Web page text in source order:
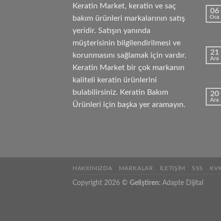
Keratin Market, keratin ve saç
bakım ürünleri markalarının satış
yeridir. Satışın yanında
müşterisinin bilgilendirilmesi ve
korunmasını sağlamak için vardır.
Keratin Market bir çok markanın
kaliteli keratin ürünlerini
bulabilirsiniz. Keratin Bakım
Ürünleri için başka yer aramayın.
06
Oca
21
Ara
20
Ara
HAKKIMIZDA MARKALAR İLETIŞIM SSS
Copyright 2026 © Geliştiren: Adapte Dijital